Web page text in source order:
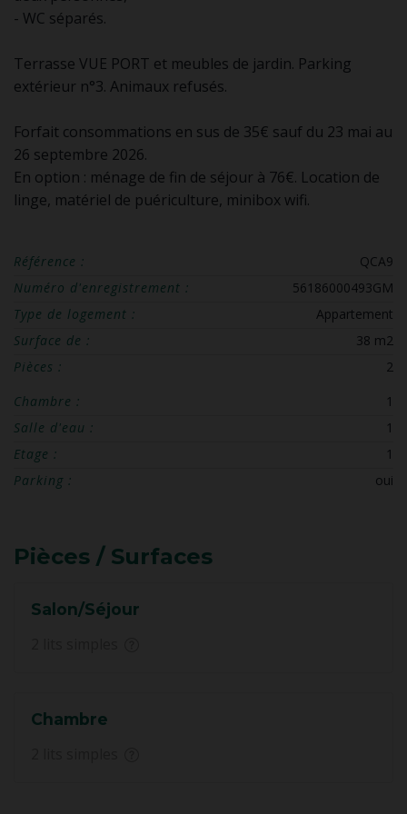
- WC séparés.
Terrasse VUE PORT et meubles de jardin. Parking
extérieur n°3. Animaux refusés.
Forfait consommations en sus de 35€ sauf du 23 mai au
26 septembre 2026.
En option : ménage de fin de séjour à 76€. Location de
linge, matériel de puériculture, minibox wifi.
Référence :
QCA9
Numéro d'enregistrement :
56186000493GM
Type de logement :
Appartement
Surface de :
38 m2
Pièces :
2
Chambre :
1
Salle d'eau :
1
Etage :
1
Parking :
oui
Pièces / Surfaces
Salon/Séjour
Chambre